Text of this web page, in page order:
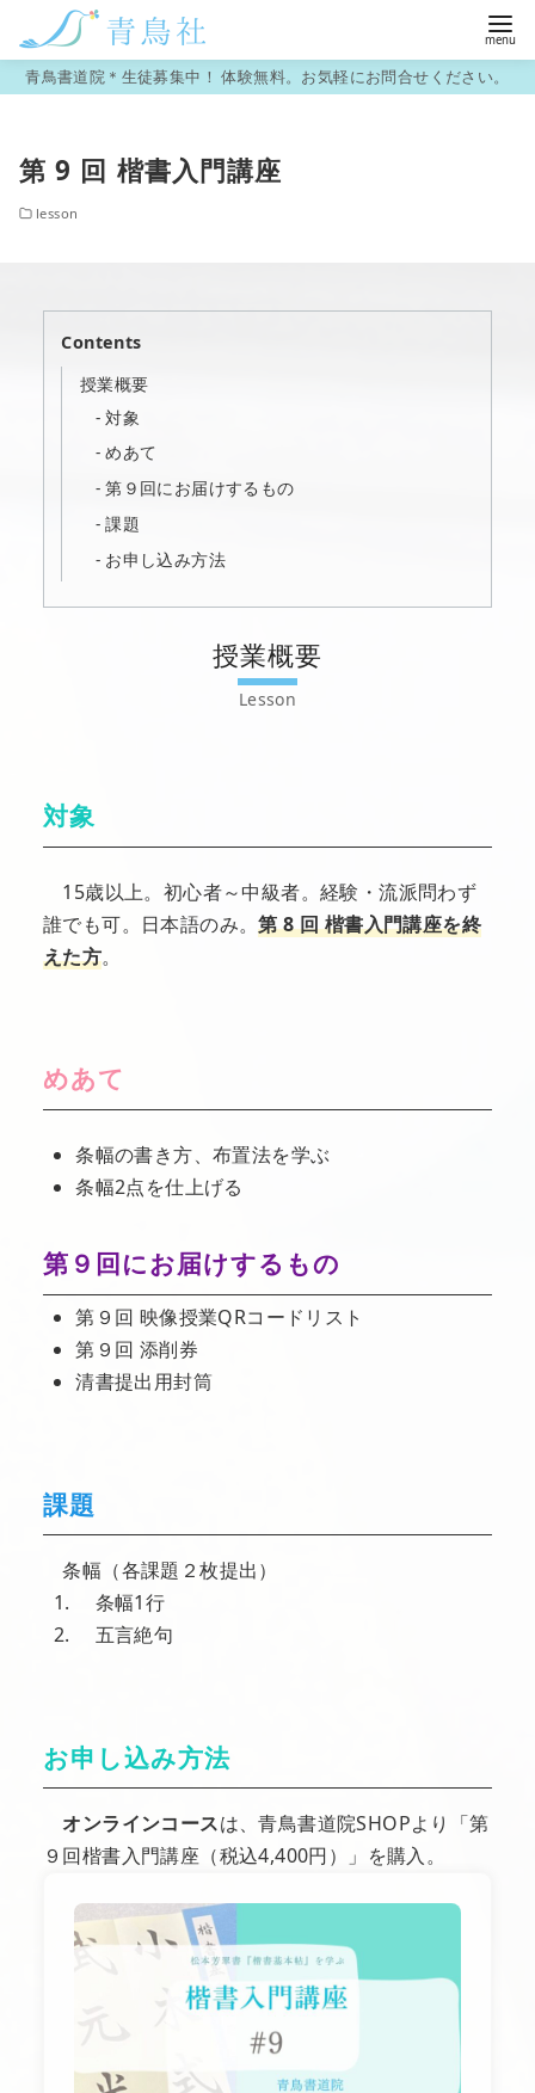
青鳥書道院＊生徒募集中！ 体験無料。お気軽にお問合せください。
第 9 回 楷書入門講座
lesson
Contents
授業概要
対象
めあて
第９回にお届けするもの
課題
お申し込み方法
授業概要
対象
15歳以上。初心者～中級者。経験・流派問わず
誰でも可。日本語のみ。第 8 回 楷書入門講座を終
えた方。
めあて
条幅の書き方、布置法を学ぶ
条幅2点を仕上げる
第９回にお届けするもの
第９回 映像授業QRコードリスト
第９回 添削券
清書提出用封筒
課題
条幅（各課題２枚提出）
条幅1行
五言絶句
お申し込み方法
オンラインコースは、青鳥書道院SHOPより「第
９回楷書入門講座（税込4,400円）」を購入。